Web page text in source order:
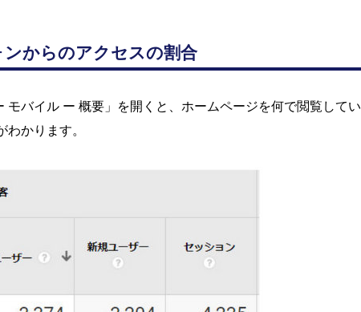
からのアクセスの割合
バイル ー 概要」を開くと、ホームページを何で閲覧してい
かります。